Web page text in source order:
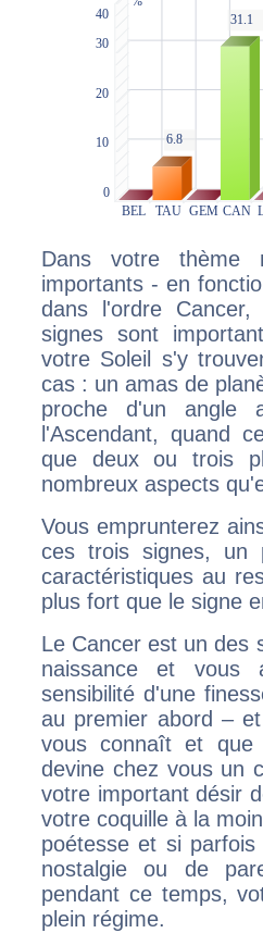
Dans votre thème
importants - en
dans l'ordre
signes sont
votre Soleil s'y
cas : un amas de
proche d'un
l'Ascendant, quand
que deux ou trois
nombreux aspects
Vous emprunterez
ces trois signes, un
caractéristiques au
plus fort que le signe
Le Cancer est un des
naissance et vous
sensibilité d'une
au premier abord –
vous connaît et
devine chez vous un
votre important désir
votre coquille à la
poétesse et si
nostalgie ou de
pendant ce temps,
plein régime.